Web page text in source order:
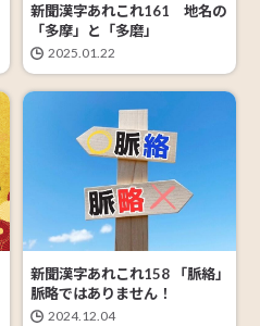
新聞漢字あれこれ161 地名の
「多摩」と「多磨」
2025.01.22
新聞漢字あれこれ158 「脈絡」
脈略ではありません！
2024.12.04